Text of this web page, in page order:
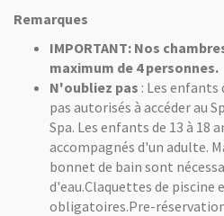
Remarques
IMPORTANT: Nos
maximum de 4 personnes.
N'oubliez pas : Les enfants
pas autorisés à accéder au
Spa. Les enfants de 13 à 18
accompagnés d'un adulte.
bonnet de bain sont
d'eau.Claquettes de piscine
obligatoires.Pre-